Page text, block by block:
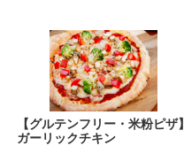
【グルテンフリー・米粉ピザ】
ガーリックチキン